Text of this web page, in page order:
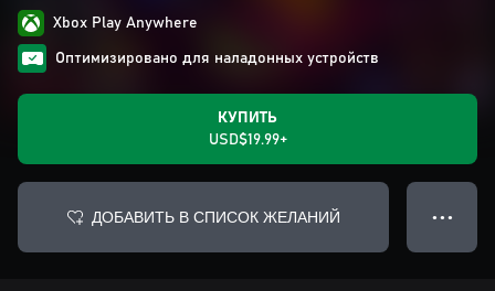
Xbox Play Anywhere
Оптимизировано для наладонных устройств
КУПИТЬ
USD$19.99+
ДОБАВИТЬ В СПИСОК ЖЕЛАНИЙ ● ● ●